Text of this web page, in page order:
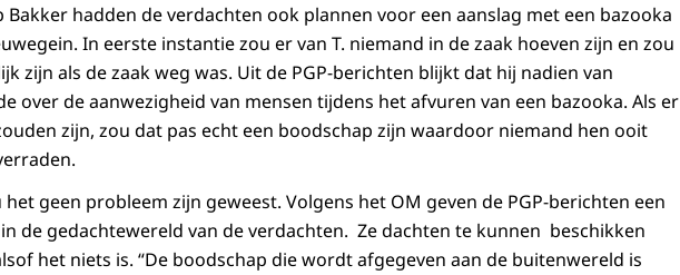
Bakker hadden de verdachten ook plannen voor een aanslag met een bazooka
In eerste instantie zou er van T. niemand in de zaak hoeven zijn en zou
zijn als de zaak weg was. Uit de PGP-berichten blijkt dat hij nadien van
over de aanwezigheid van mensen tijdens het afvuren van een bazooka. Als er
zijn, zou dat pas echt een boodschap zijn waardoor niemand hen ooit
geen probleem zijn geweest. Volgens het OM geven de PGP-berichten een
de gedachtewereld van de verdachten. Ze dachten te kunnen beschikken
het niets is. “De boodschap die wordt afgegeven aan de buitenwereld is